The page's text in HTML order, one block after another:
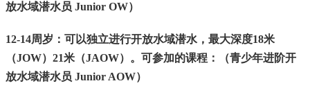
放水域潜水员 Junior OW）
12-14周岁：可以独立进行开放水域潜水，最大深度18米
（JOW）21米（JAOW）。可参加的课程：（青少年进阶开
放水域潜水员 Junior AOW）